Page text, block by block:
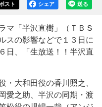
送る
シェア
ポスト
マ「半沢直樹」（ＴＢＳ
スの影響などで１３日に
日、「生放送！！半沢直
大和田役の香川照之、
愛之助、半沢の同期・渡